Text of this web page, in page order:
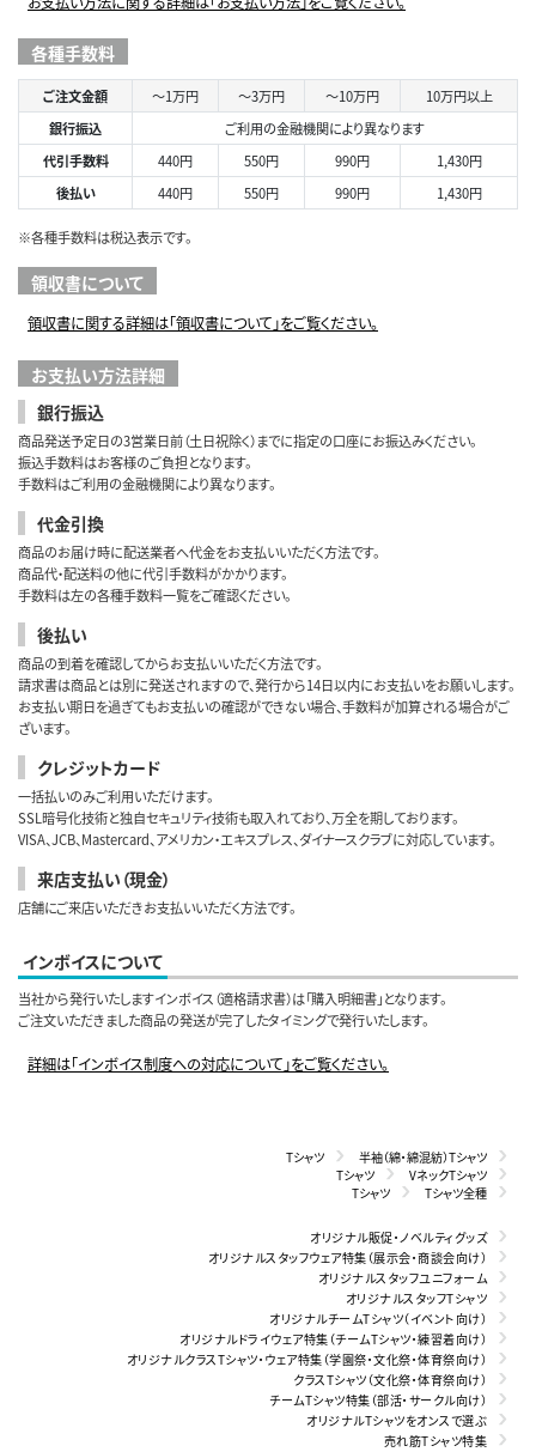
各種手数料
ご注文金額 ～1万円 ～3万円 ～10万円
10万円以上
銀行振込
ご利用の金融機関により異なります
代引手数料
440円 550円 990円
1,430円
後払い
440円 550円 990円 1,430円
※各種手数料は税込表示です。
領収書について
領収書に関する詳細は「領収書について」をご覧ください。
お支払い方法詳細
銀行振込
商品発送予定日の3営業日前（土日祝除く）までに指定の口座にお振込みください。
振込手数料はお客様のご負担となります。
手数料はご利用の金融機関により異なります。
代金引換
商品のお届け時に配送業者へ代金をお支払いいただく方法です。
商品代・配送料の他に代引手数料がかかります。
手数料は左の各種手数料一覧をご確認ください。
後払い
商品の到着を確認してからお支払いいただく方法です。
請求書は商品とは別に発送されますので、発行から14日以内にお支払いをお願いします。
お支払い期日を過ぎてもお支払いの確認ができない場合、手数料が加算される場合がご
ざいます。
クレジットカード
一括払いのみご利用いただけます。
SSL暗号化技術と独自セキュリティ技術も取入れており、万全を期しております。
VISA、JCB、Mastercard、アメリカン・エキスプレス、ダイナースクラブに対応しています。
来店支払い（現金）
店舗にご来店いただきお支払いいただく方法です。
インボイスについて
当社から発行いたしますインボイス（適格請求書）は「購入明細書」となります。
ご注文いただきました商品の発送が完了したタイミングで発行いたします。
詳細は「インボイス制度への対応について」をご覧ください。
Tシャツ
半袖（綿・綿混紡）Tシャツ
Tシャツ
VネックTシャツ
Tシャツ
Tシャツ全種
オリジナル販促・ノベルティグッズ
オリジナルスタッフウェア特集（展示会・商談会向け）
オリジナルスタッフユニフォーム
オリジナルスタッフTシャツ
オリジナルチームTシャツ（イベント向け）
オリジナルドライウェア特集（チームTシャツ・練習着向け）
オリジナルクラスTシャツ・ウェア特集（学園祭・文化祭・体育祭向け）
クラスTシャツ（文化祭・体育祭向け）
チームTシャツ特集（部活・サークル向け）
オリジナルTシャツをオンスで選ぶ
売れ筋Tシャツ特集